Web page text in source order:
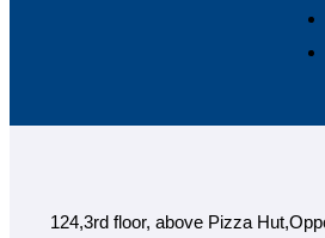
124,3rd floor, above Pizza